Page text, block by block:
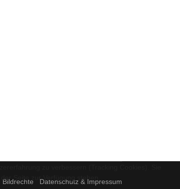
Bildrechte Datenschutz & Impressum
Seite zur Verfügung stehen.